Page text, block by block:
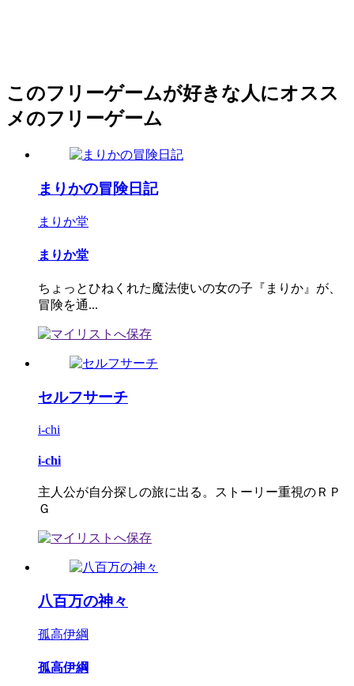
このフリーゲームが好きな人にオスス
メのフリーゲーム
まりかの冒険日記
まりか堂
まりか堂
ちょっとひねくれた魔法使いの女の子『まりか』が、
冒険を通...
セルフサーチ
i-chi
i-chi
主人公が自分探しの旅に出る。ストーリー重視のＲＰ
Ｇ
八百万の神々
孤高伊綱
孤高伊綱